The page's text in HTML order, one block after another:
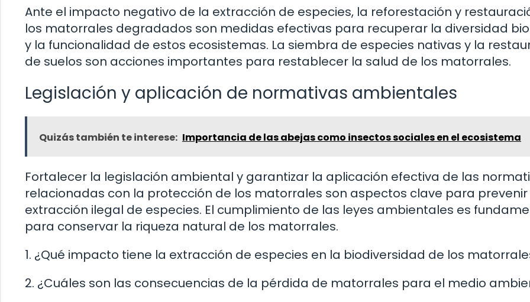
Ante el impacto negativo de la extracción de especies, la reforestación y
los matorrales degradados son medidas efectivas para recuperar la diversidad
y la funcionalidad de estos ecosistemas. La siembra de especies nativas y la
de suelos son acciones importantes para restablecer la salud de los matorrales.
Legislación y aplicación de normativas ambientales
Quizás también te interese: Importancia de las abejas como insectos sociales en el ecosistema
Fortalecer la legislación ambiental y garantizar la aplicación efectiva de las
relacionadas con la protección de los matorrales son aspectos clave para
extracción ilegal de especies. El cumplimiento de las leyes ambientales es
para conservar la riqueza natural de los matorrales.
1. ¿Qué impacto tiene la extracción de especies en la biodiversidad de los
2. ¿Cuáles son las consecuencias de la pérdida de matorrales para el medio